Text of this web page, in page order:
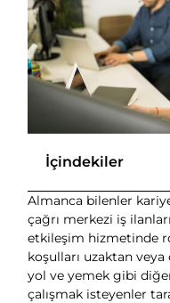
İçindekiler
Almanca bilenler
çağrı merkezi iş
etkileşim hizmetinde
koşulları uzaktan
yol ve yemek gibi
çalışmak isteyenler